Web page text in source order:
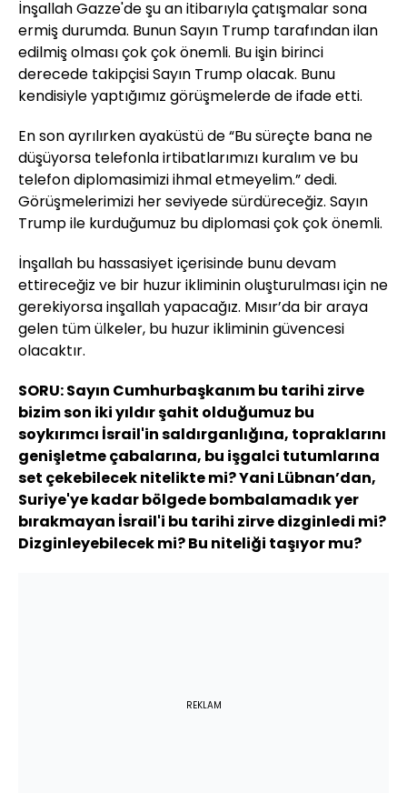
İnşallah Gazze'de şu an itibarıyla çatışmalar sona
ermiş durumda. Bunun Sayın Trump tarafından ilan
edilmiş olması çok çok önemli. Bu işin birinci
derecede takipçisi Sayın Trump olacak. Bunu
kendisiyle yaptığımız görüşmelerde de ifade etti.
En son ayrılırken ayaküstü de “Bu süreçte bana ne
düşüyorsa telefonla irtibatlarımızı kuralım ve bu
telefon diplomasimizi ihmal etmeyelim.” dedi.
Görüşmelerimizi her seviyede sürdüreceğiz. Sayın
Trump ile kurduğumuz bu diplomasi çok çok önemli.
İnşallah bu hassasiyet içerisinde bunu devam
ettireceğiz ve bir huzur ikliminin oluşturulması için ne
gerekiyorsa inşallah yapacağız. Mısır’da bir araya
gelen tüm ülkeler, bu huzur ikliminin güvencesi
olacaktır.
SORU: Sayın Cumhurbaşkanım bu tarihi zirve
bizim son iki yıldır şahit olduğumuz bu
soykırımcı İsrail'in saldırganlığına, topraklarını
genişletme çabalarına, bu işgalci tutumlarına
set çekebilecek nitelikte mi? Yani Lübnan’dan,
Suriye'ye kadar bölgede bombalamadık yer
bırakmayan İsrail'i bu tarihi zirve dizginledi mi?
Dizginleyebilecek mi? Bu niteliği taşıyor mu?
REKLAM